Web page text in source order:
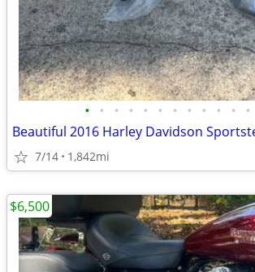
• • • • • • • • • • • •
Beautiful 2016 Harley Davidson
7/14 1,842mi
$6,500